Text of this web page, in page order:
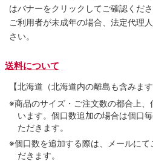
はバナーをクリックしてご確認くださ
ご利用者が未成年の場合、法定代理
さい。
送料について
【北海道（北海道内の離島も含みま
※商品のサイズ・ご注文数の都合上
います。個口数追加の場合は個口
ただきます。
※個口数を追加する際は、メールに
だきます。